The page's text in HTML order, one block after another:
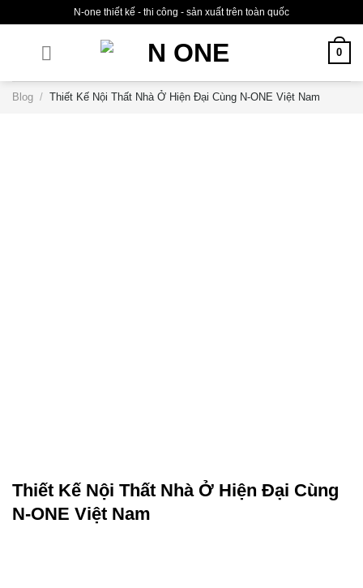
N-one thiết kế - thi công - sản xuất trên toàn quốc
0
Blog / Thiết Kế Nội Thất Nhà Ở Hiện Đại Cùng N-ONE Việt Nam
Thiết Kế Nội Thất Nhà Ở Hiện Đại Cùng
N-ONE Việt Nam